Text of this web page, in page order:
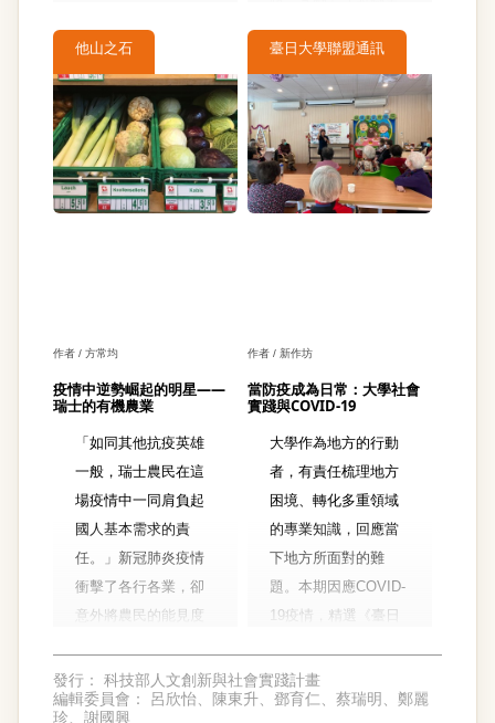
者的立場，提出大學
該如何與地方緊密協
作，在晦暗不明的疫
病隔離時刻共尋有光
的出口。
情況，要如何找出在
地居民能接受且覺得
有趣的參與方式，在
安全也安心的狀況
下，與在地民眾持續
交陪呢？
他山之石
作者 / 方常均
疫情中逆勢崛起的明星——
瑞士的有機農業
「如同其他抗疫英雄
一般，瑞士農民在這
場疫情中一同肩負起
國人基本需求的責
任。」新冠肺炎疫情
衝擊了各行各業，卻
意外將農民的能見度
在土地上辛勤耕種與
勞動，生產友善環境
臺日大學聯盟通訊
作者 / 新作坊
當防疫成為日常：大學社會
實踐與COVID-19
大學作為地方的行動
者，有責任梳理地方
困境、轉化多重領域
的專業知識，回應當
下地方所面對的難
題。本期因應COVID-
19疫情，精選《臺日
內容，介紹臺日聯盟
成員學校面對疫情
發行：
科技部人文創新與社會實踐計畫
編輯委員會：
呂欣怡、陳東升、鄧育仁、蔡瑞明、鄭麗
珍、謝國興